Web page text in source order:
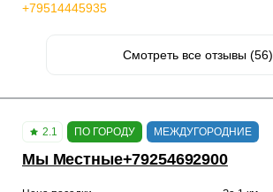
+79514445935
Смотреть все отзывы (56)
2.1 ПО ГОРОДУ МЕЖДУГОРОДНИЕ
Mы Местные+79254692900